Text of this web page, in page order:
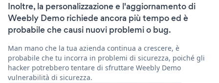
Inoltre, la personalizzazione e l'aggiornamento di
Weebly Demo richiede ancora più tempo ed è
probabile che causi nuovi problemi o bug.
Man mano che la tua azienda continua a crescere, è
probabile che tu incorra in problemi di sicurezza, poiché gli
hacker potrebbero tentare di sfruttare Weebly Demo
vulnerabilità di sicurezza.